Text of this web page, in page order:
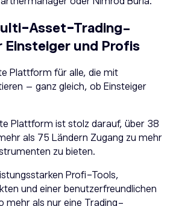
Asset-Trading-
und Profis
Plattform für alle, die mit
– ganz gleich, ob Einsteiger
Plattform ist stolz darauf, über 38
als 75 Ländern Zugang zu mehr
zu bieten.
Profi-Tools,
und einer benutzerfreundlichen
mehr als nur eine Trading-